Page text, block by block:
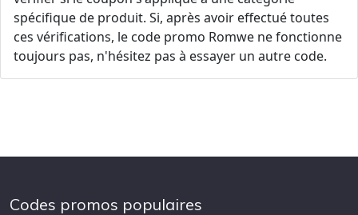
spécifique de produit. Si, après avoir effectué toutes
ces vérifications, le code promo Romwe ne fonctionne
toujours pas, n'hésitez pas à essayer un autre code.
Codes promos populaires